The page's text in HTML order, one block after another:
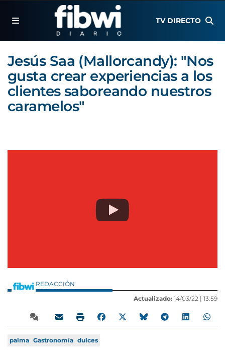
TV DIRECTO
Jesús Saa (Mallorcandy): "Nos
gusta crear experiencias a los
clientes saboreando nuestros
caramelos"
REDACCIÓN
Actualizado: 14/03/22 | 13:59
palma Gastronomía dulces